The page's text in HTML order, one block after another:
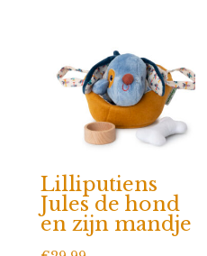
Lilliputiens
Jules de hond
en zijn mandje